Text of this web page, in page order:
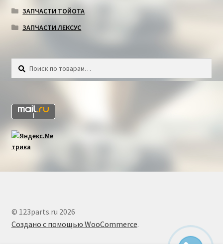
ЗАПЧАСТИ ТОЙОТА
ЗАПЧАСТИ ЛЕКСУС
Искать:
Поиск
© 123parts.ru 2026
Создано с помощью WooCommerce.